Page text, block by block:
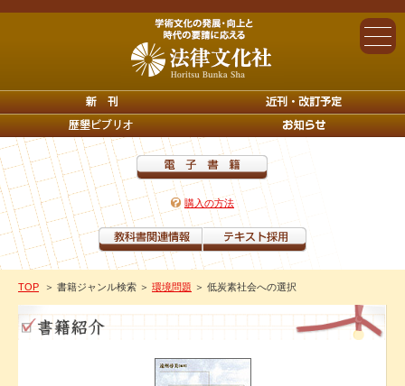
購入の方法
TOP ＞ 書籍ジャンル検索 ＞ 環境問題 ＞ 低炭素社会への選択